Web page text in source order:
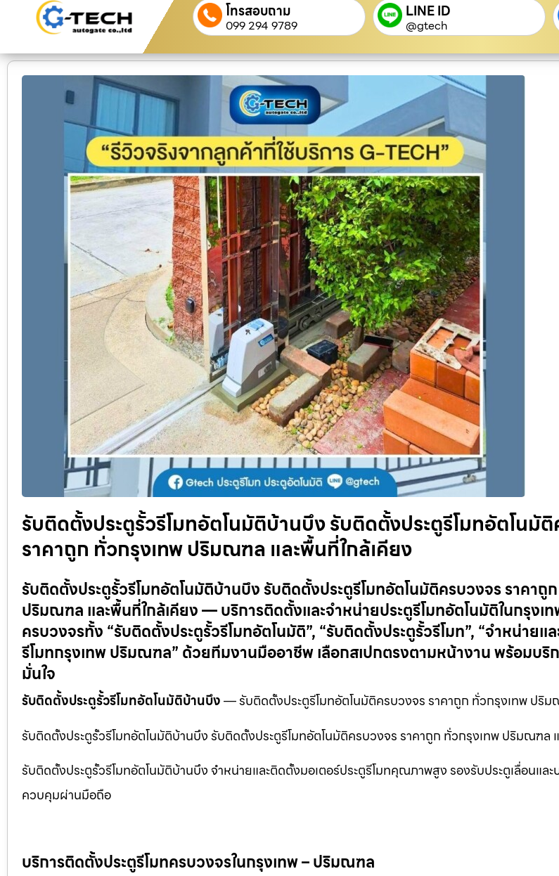
โทรสอบถาม
099 294 9789
LINE ID
@gtech
รับติดตั้งประตูรั้วรีโมทอัตโนมัติบ้านบึง รับติดตั้งประตูรีโมทอัตโนมั
ราคาถูก ทั่วกรุงเทพ ปริมณฑล และพื้นที่ใกล้เคียง
รับติดตั้งประตูรั้วรีโมทอัตโนมัติบ้านบึง รับติดตั้งประตูรีโมทอัตโนมัติครบวงจร ราคาถู
ปริมณฑล และพื้นที่ใกล้เคียง — บริการติดตั้งและจำหน่ายประตูรีโมทอัตโนมัติในกรุงเ
ครบวงจรทั้ง “รับติดตั้งประตูรั้วรีโมทอัตโนมัติ”, “รับติดตั้งประตูรั้วรีโมท”, “จำหน่ายแ
รีโมทกรุงเทพ ปริมณฑล” ด้วยทีมงานมืออาชีพ เลือกสเปกตรงตามหน้างาน พร้อมบริ
มั่นใจ
รับติดตั้งประตูรั้วรีโมทอัตโนมัติบ้านบึง— รับติดตั้งประตูรีโมทอัตโนมัติครบวงจร ราคาถูก ทั่วกรุงเทพ ปริม
รับติดตั้งประตูรั้วรีโมทอัตโนมัติบ้านบึง รับติดตั้งประตูรีโมทอัตโนมัติครบวงจร ราคาถูก ทั่วกรุงเทพ ปริมณฑล
รับติดตั้งประตูรั้วรีโมทอัตโนมัติบ้านบึง จำหน่ายและติดตั้งมอเตอร์ประตูรีโมทคุณภาพสูง รองรับประตูเลื่อนแล
ควบคุมผ่านมือถือ
บริการติดตั้งประตูรีโมทครบวงจรในกรุงเทพ – ปริมณฑล